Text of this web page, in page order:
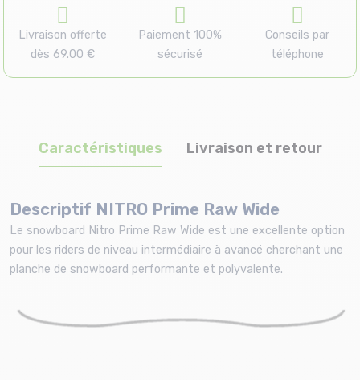
Livraison offerte
dès 69.00 €
Paiement 100%
sécurisé
Conseils par
téléphone
Caractéristiques Livraison et retour
Descriptif NITRO Prime Raw Wide
Le snowboard Nitro Prime Raw Wide est une excellente option
pour les riders de niveau intermédiaire à avancé cherchant une
planche de snowboard performante et polyvalente.